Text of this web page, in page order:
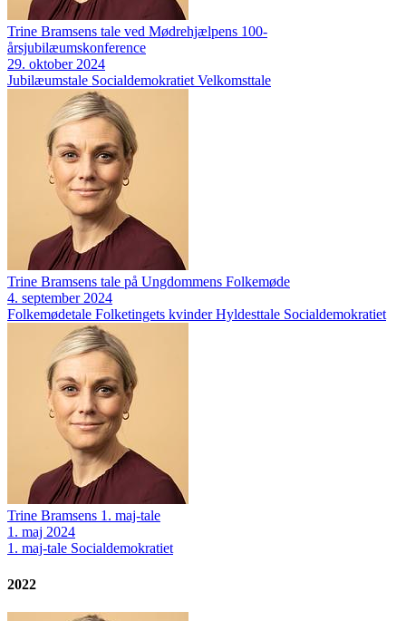
Trine Bramsens tale ved Mødrehjælpens 100-
årsjubilæumskonference
29. oktober 2024
Jubilæumstale Socialdemokratiet Velkomsttale
Trine Bramsens tale på Ungdommens Folkemøde
4. september 2024
Folkemødetale Folketingets kvinder Hyldesttale Socialdemokratiet
Trine Bramsens 1. maj-tale
1. maj 2024
1. maj-tale Socialdemokratiet
2022